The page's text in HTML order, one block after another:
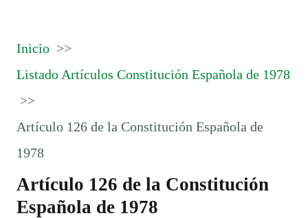
Inicio
Listado Artículos Constitución Española de 1978
Artículo 126 de la Constitución Española de
1978
Artículo 126 de la Constitución
Española de 1978